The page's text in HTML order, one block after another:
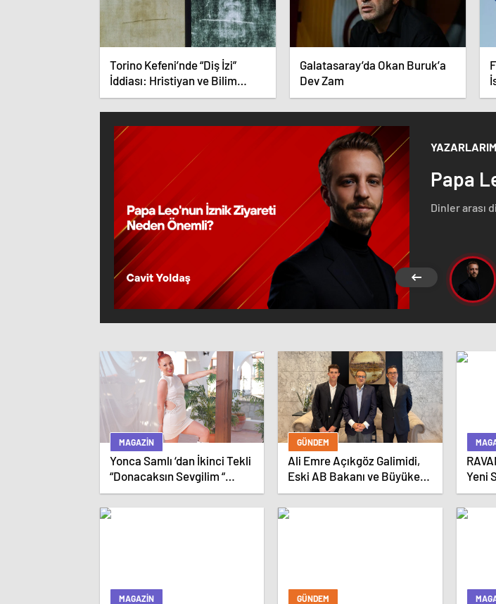
Torino Kefeni’nde “Diş İzi”
İddiası: Hristiyan ve Bilim
Dünyası İkiye Bölündü
Galatasaray’da Okan Buruk’a
Dev Zam
Papa
Dinler arası
MAGAZIN
Yonca Samlı ‘dan İkinci Tekli
“Donacaksın Sevgilim “
yayımlandı
GÜNDEM
Ali Emre Açıkgöz Galimidi,
Eski AB Bakanı ve Büyükelçi
Egemen Bağış ile Bir Araya
Geldi
Yeni
MAGAZIN GÜNDEM